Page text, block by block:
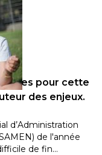
pour cette
des enjeux.
d’Administration
de l'année
de fin…